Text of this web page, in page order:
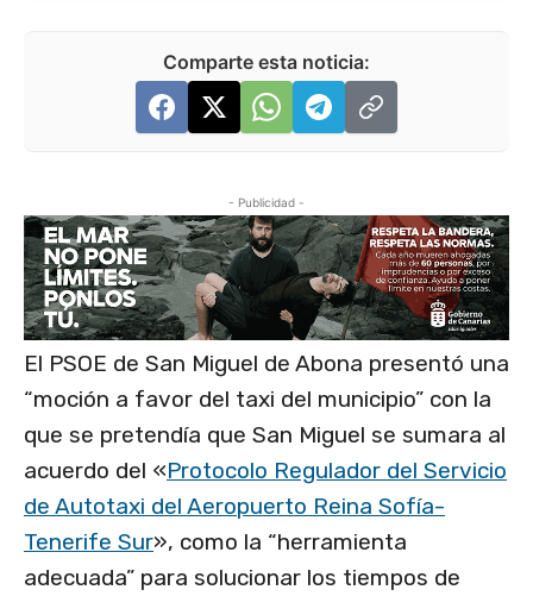
Comparte esta noticia:
- Publicidad -
El PSOE de San Miguel de Abona presentó una
“moción a favor del taxi del municipio” con la
que se pretendía que San Miguel se sumara al
acuerdo del «Protocolo Regulador del Servicio
de Autotaxi del Aeropuerto Reina Sofía-
Tenerife Sur», como la “herramienta
adecuada” para solucionar los tiempos de